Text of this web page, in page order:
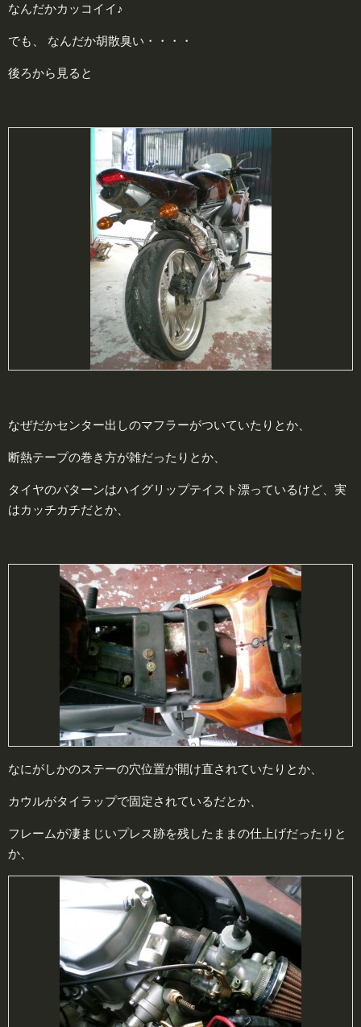
なんだかカッコイイ♪
でも、 なんだか胡散臭い・・・・
後ろから見ると
なぜだかセンター出しのマフラーがついていたりとか、
断熱テープの巻き方が雑だったりとか、
タイヤのパターンはハイグリップテイスト漂っているけど、実
はカッチカチだとか、
なにがしかのステーの穴位置が開け直されていたりとか、
カウルがタイラップで固定されているだとか、
フレームが凄まじいプレス跡を残したままの仕上げだったりと
か、